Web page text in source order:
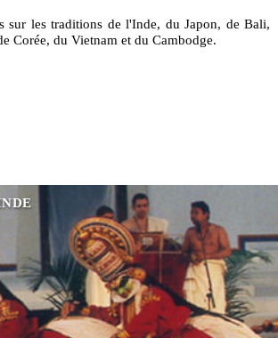
sur les traditions de l'Inde, du Japon, de Bali,
Corée, du Vietnam et du Cambodge.